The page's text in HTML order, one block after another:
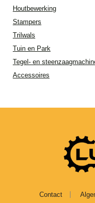
Houtbewerking
Stampers
Trilwals
Tuin en Park
Tegel- en
Accessoires
Contact